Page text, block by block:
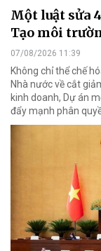
Một luật sửa
Tạo môi
07/08/2026 11:39
Không chỉ thể chế
Nhà nước về cắt
kinh doanh, Dự án
đẩy mạnh phân